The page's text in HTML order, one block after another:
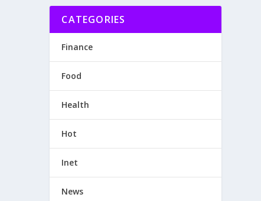
CATEGORIES
Finance
Food
Health
Hot
Inet
News